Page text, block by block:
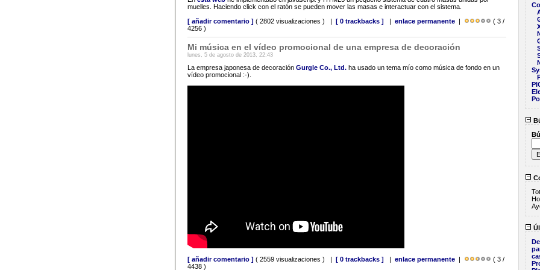
muelles. Haciendo click con el ratón se pueden mover las masas e interactuar con el sistema.
[ añadir comentario ] ( 2802 visualizaciones ) | [ 0 trackbacks ] | enlace permanente|
( 3 /
4256 )
Mi música en el vídeo promocional de una empresa de decoración
lunes, 5 de agosto de 2013, 22:43
La empresa japonesa de decoración Gurgle Co., Ltd.ha usado un tema mío como música de fondo en un
vídeo promocional :-).
[ añadir comentario ] ( 2559 visualizaciones ) | [ 0 trackbacks ] | enlace permanente|
( 3 /
4438 )